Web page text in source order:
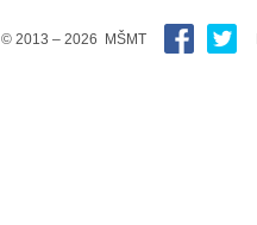
© 2013 – 2026 MŠMT